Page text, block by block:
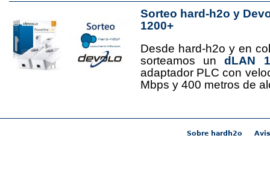
Sorteo hard-h2o y
1200+
Desde hard-h2o y en
sorteamos undLAN
adaptador PLC con
Mbps y 400 metros de
Sobre hardh2o